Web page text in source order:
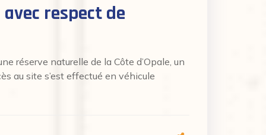
respect de
réserve naturelle de la Côte d’Opale, un
au site s’est effectué en véhicule